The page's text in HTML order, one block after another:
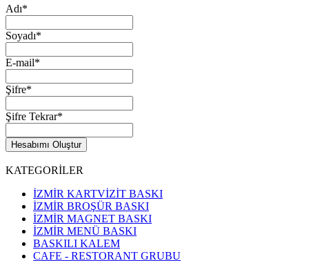
Adı*
Soyadı*
E-mail*
Şifre*
Şifre Tekrar*
Hesabımı Oluştur
KATEGORİLER
İZMİR KARTVİZİT BASKI
İZMİR BROŞÜR BASKI
İZMİR MAGNET BASKI
İZMİR MENÜ BASKI
BASKILI KALEM
CAFE - RESTORANT GRUBU